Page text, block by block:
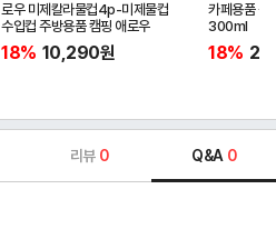
로우 미제칼라물컵4p-미제물컵
수입컵 주방용품 캠핑 애로우
18% 10,290원
카페용품 퀸
300ml
18%
리뷰 0 Q&A 0